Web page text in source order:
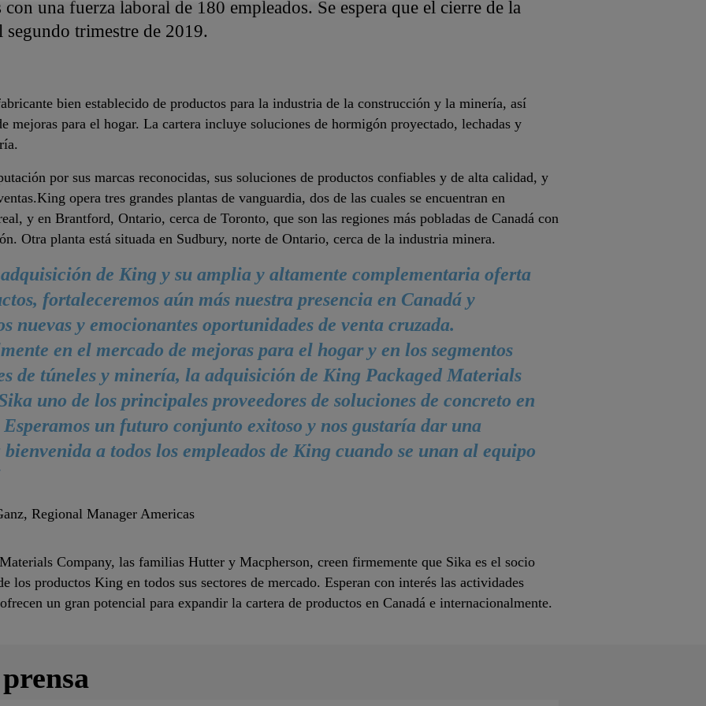
una fuerza laboral de 180 empleados. Se espera que el cierre de la
segundo trimestre de 2019.
bien establecido de productos para la industria de la construcción y la minería, así
mejoras para el hogar. La cartera incluye soluciones de hormigón proyectado, lechadas y
por sus marcas reconocidas, sus soluciones de productos confiables y de alta calidad, y
opera tres grandes plantas de vanguardia, dos de las cuales se encuentran en
y en Brantford, Ontario, cerca de Toronto, que son las regiones más pobladas de Canadá con
Otra planta está situada en Sudbury, norte de Ontario, cerca de la industria minera.
de King y su amplia y altamente complementaria oferta
fortaleceremos aún más nuestra presencia en Canadá y
nuevas y emocionantes oportunidades de venta cruzada.
en el mercado de mejoras para el hogar y en los segmentos
de túneles y minería, la adquisición de King Packaged Materials
uno de los principales proveedores de soluciones de concreto en
Esperamos un futuro conjunto exitoso y nos gustaría dar una
a todos los empleados de King cuando se unan al equipo
Regional Manager Americas
Company, las familias Hutter y Macpherson, creen firmemente que Sika es el socio
los productos King en todos sus sectores de mercado. Esperan con interés las actividades
un gran potencial para expandir la cartera de productos en Canadá e internacionalmente.